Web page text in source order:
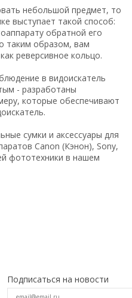
небольшой предмет, то
выступает такой способ:
обратной его
таким образом, вам
реверсивное кольцо.
в видоискатель
- разработаны
которые обеспечивают
сумки и аксессуары для
Canon (Кэнон), Sony,
фототехники в нашем
Подписаться на новости